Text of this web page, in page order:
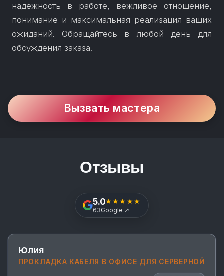
надежность в работе, вежливое отношение,
понимание и максимальная реализация ваших
ожиданий. Обращайтесь в любой день для
обсуждения заказа.
Вызвать мастера
Отзывы
5.0★★★★★
63Google ↗
Открыть отзывы в Google
Юлия
ПРОКЛАДКА КАБЕЛЯ В ОФИСЕ ДЛЯ СЕРВЕРНОЙ